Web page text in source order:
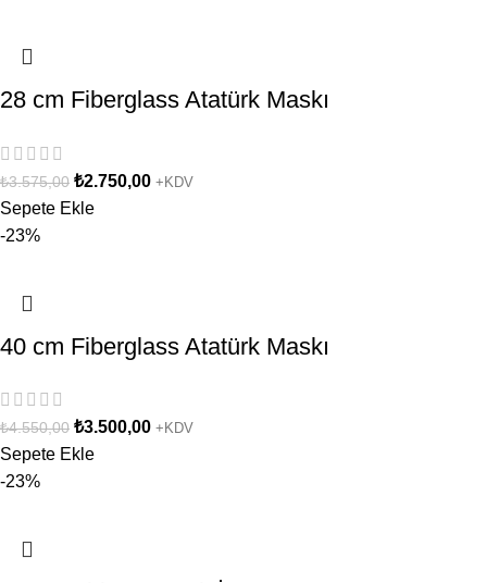
28 cm Fiberglass Atatürk Maskı
₺3.575,00 ₺2.750,00 +KDV
Sepete Ekle
-23%
40 cm Fiberglass Atatürk Maskı
₺4.550,00 ₺3.500,00 +KDV
Sepete Ekle
-23%